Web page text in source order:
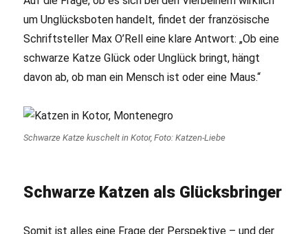
um Unglücksboten handelt, findet der französische
Schriftsteller Max O’Rell eine klare Antwort: „Ob eine
schwarze Katze Glück oder Unglück bringt, hängt
davon ab, ob man ein Mensch ist oder eine Maus.“
Schwarze Katze kuschelt in Kotor, Foto: Katzen-Liebe
Schwarze Katzen als Glücksbringer
Somit ist alles eine Frage der Perspektive – und der